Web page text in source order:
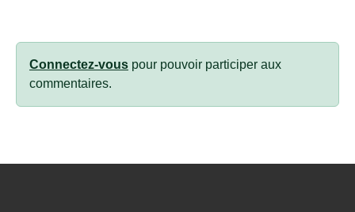
Connectez-vous pour pouvoir participer aux
commentaires.